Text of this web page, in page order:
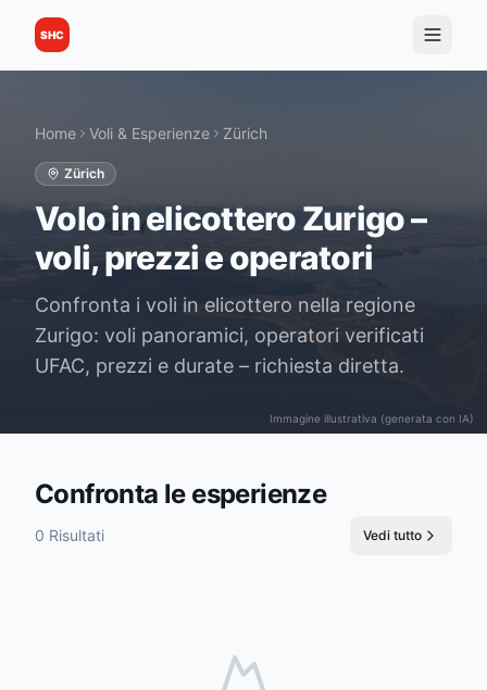
SHC
Immagine illustrativa (generata con IA)
Home Voli & Esperienze Zürich
Zürich
Volo in elicottero Zurigo –
voli, prezzi e operatori
Confronta i voli in elicottero nella regione
Zurigo: voli panoramici, operatori verificati
UFAC, prezzi e durate – richiesta diretta.
Confronta le esperienze
0 Risultati Vedi tutto